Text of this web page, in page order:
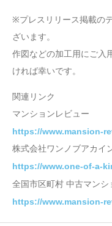
※プレスリリース掲載の
ざいます。
作図などの加工用にご入
ければ幸いです。
関連リンク
マンションレビュー
https://www.mansion-
株式会社ワンノブアカイ
https://www.one-of-a-
全国市区町村 中古マン
https://www.mansion-